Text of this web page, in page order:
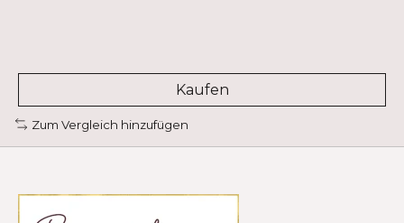
Kaufen
Zum Vergleich hinzufügen